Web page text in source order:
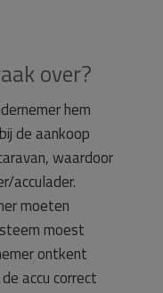
over?
hem
de aankoop
waardoor
acculader.
moeten
moest
ontkent
accu correct